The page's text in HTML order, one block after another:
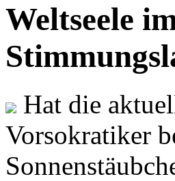
Weltseele
Hat die
Vorsokratiker